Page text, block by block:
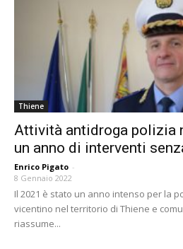
Thiene
Attività antidroga polizia
un anno di interventi
Enrico Pigato -
8 Gennaio 2022
Il 2021 è stato un anno intenso per la
vicentino nel territorio di Thiene e
riassume...